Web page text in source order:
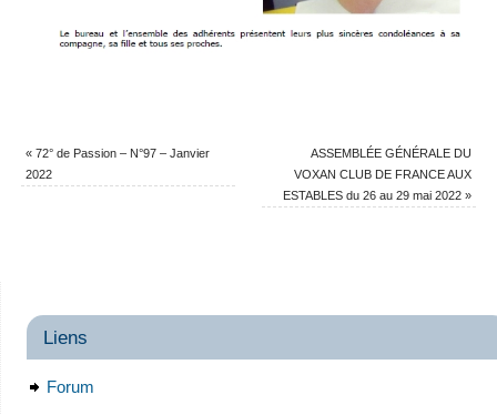
«72° de Passion – N°97 – Janvier
2022
ASSEMBLÉE GÉNÉRALE DU
VOXAN CLUB DE FRANCE AUX
ESTABLES du 26 au 29 mai 2022»
Liens
Forum